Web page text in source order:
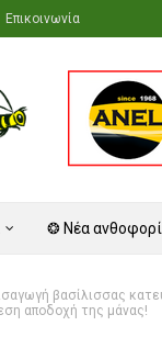
Επικοινωνία
❂ Νέα
βασίλισσας
αποδοχή της μάνας!